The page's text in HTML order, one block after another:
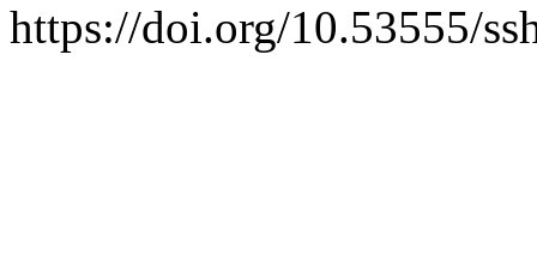
https://doi.org/10.53555/